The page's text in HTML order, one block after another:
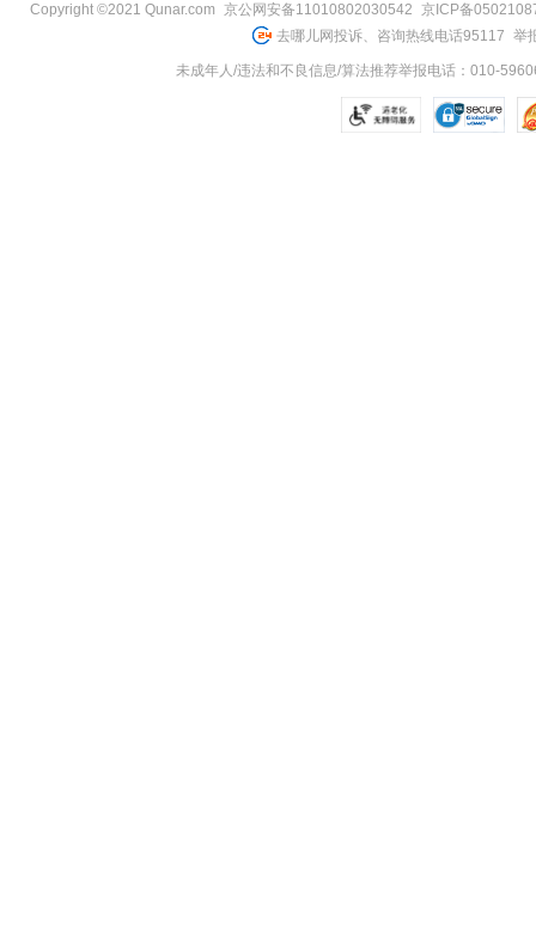
Copyright ©2021 Qunar.com 京公网安备11010802030542
京ICP备
去哪儿网投诉、咨询热线电话95117 举
未成年人/违法和不良信息/算法推荐举报电话：010-